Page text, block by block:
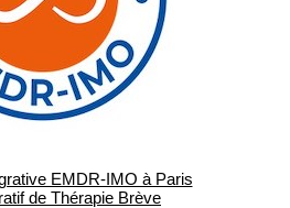
EMDR-IMO à Paris
de Thérapie Brève